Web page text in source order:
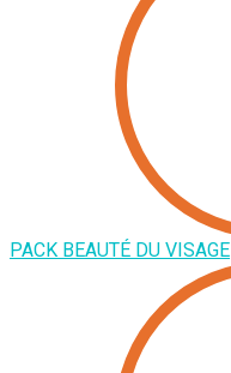
PACK BEAUTÉ DU VISAGE